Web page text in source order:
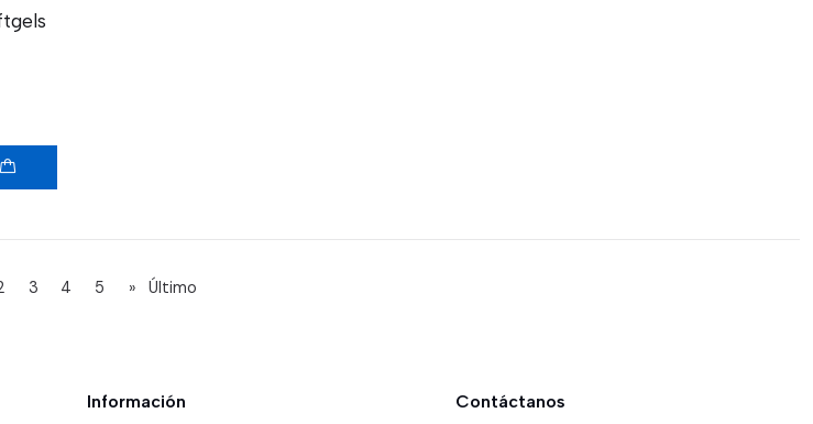
3 4 5 » Último
Información Contáctanos